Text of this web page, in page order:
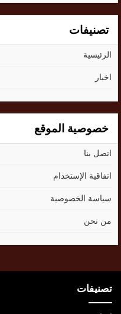
تصنيفات
الرئيسية
اخبار
خصوصية الموقع
اتصل بنا
اتفاقية الإستخدام
سياسة الخصوصية
من نحن
تصنيفات